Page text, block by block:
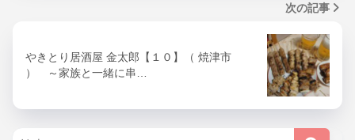
次の記事
やきとり居酒屋 金太郎【１０】（ 焼津市
） ～家族と一緒に串…